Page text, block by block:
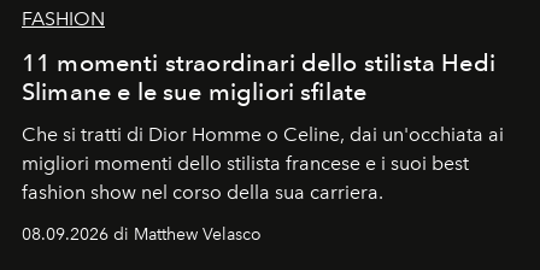
FASHION
11 momenti straordinari dello stilista Hedi
Slimane e le sue migliori sfilate
Che si tratti di Dior Homme o Celine, dai un'occhiata ai
migliori momenti dello stilista francese e i suoi best
fashion show nel corso della sua carriera.
08.09.2026 di Matthew Velasco